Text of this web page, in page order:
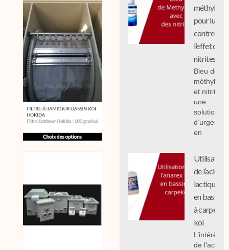
méthylène
pour lutter
contre
l’effet des
nitrites
Bleu de
méthylène
et nitrites :
une
solution
d’urgence
en
Utilisation
de l’acide
lactique
en bassin
à carpe
koi
L’intérêt
de l’acide